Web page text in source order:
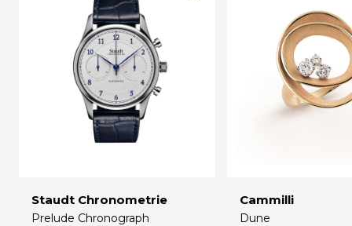
Staudt Chronometrie
Prelude Chronograph
Cammilli
Dune